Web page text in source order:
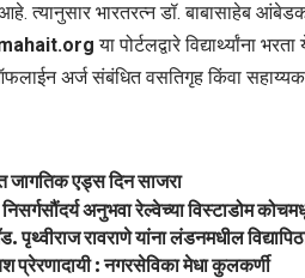
त्यानुसार भारतरत्न डॉ. बाबासाहेब
या पोर्टलद्वारे विद्यार्थ्यांना
अर्ज संबंधित वसतिगृह किंवा
जागतिक एड्स दिन साजरा
अनुभवा रेल्वेच्या विस्टाडोम
पृथ्वीराज रावराणे यांना लंडनमधील
प्रेरणादायी : नगरसेविका मेधा कुलकर्णी